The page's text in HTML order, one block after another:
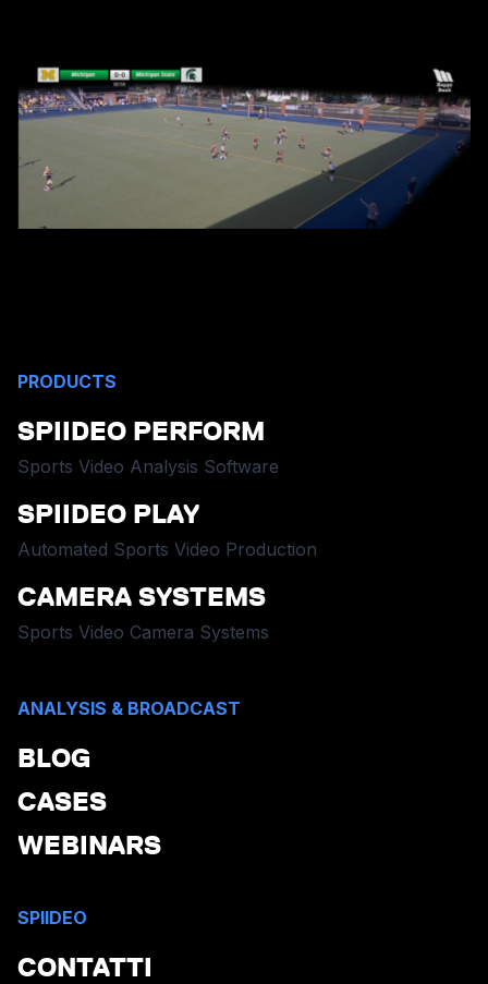
PRODUCTS
SPIIDEO PERFORM
Sports Video Analysis Software
SPIIDEO PLAY
Automated Sports Video Production
CAMERA SYSTEMS
Sports Video Camera Systems
ANALYSIS & BROADCAST
BLOG
CASES
WEBINARS
SPIIDEO
CONTATTI